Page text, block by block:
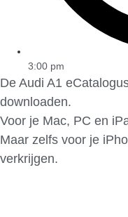
3:00 pm
De Audi A1
downloaden.
Voor je Mac, PC en
Maar zelfs voor je
verkrijgen.